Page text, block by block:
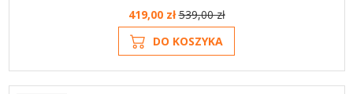
419,00 zł539,00 zł
DO KOSZYKA